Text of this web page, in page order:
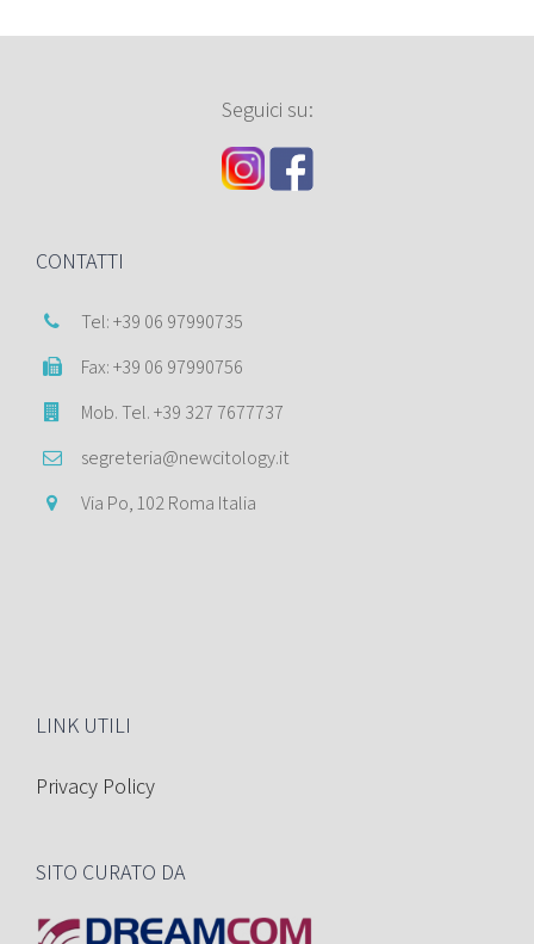
Seguici su:
CONTATTI
Tel: +39 06 97990735
Fax: +39 06 97990756
Mob. Tel. +39 327 7677737
segreteria@newcitology.it
Via Po, 102 Roma Italia
LINK UTILI
Privacy Policy
SITO CURATO DA